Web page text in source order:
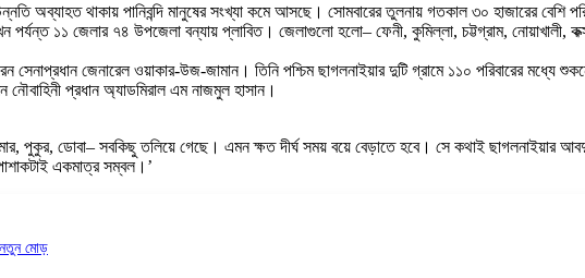
অব্যাহত থাকায় পানিবন্দি মানুষের সংখ্যা কমে আসছে। সোমবারের তুলনায় গতকাল ৩০ হাজারের
১১ জেলার ৭৪ উপজেলা বন্যায় প্লাবিত। জেলাগুলো হলো– ফেনী, কুমিল্লা, চট্টগ্রাম, নোয়াখালী,
সেনাপ্রধান জেনারেল ওয়াকার-উজ-জামান। তিনি পশ্চিম ছাগলনাইয়ার দুটি গ্রামে ১১০ পরিবারের মধ্যে
প্রধান অ্যাডমিরাল এম নাজমুল হাসান।
পুকুর, ডোবা– সবকিছু তলিয়ে গেছে। এমন ক্ষত দীর্ঘ সময় বয়ে বেড়াতে হবে। সে কথাই ছাগলনাইয়ার
একমাত্র সম্বল।’
নতুন মোড়